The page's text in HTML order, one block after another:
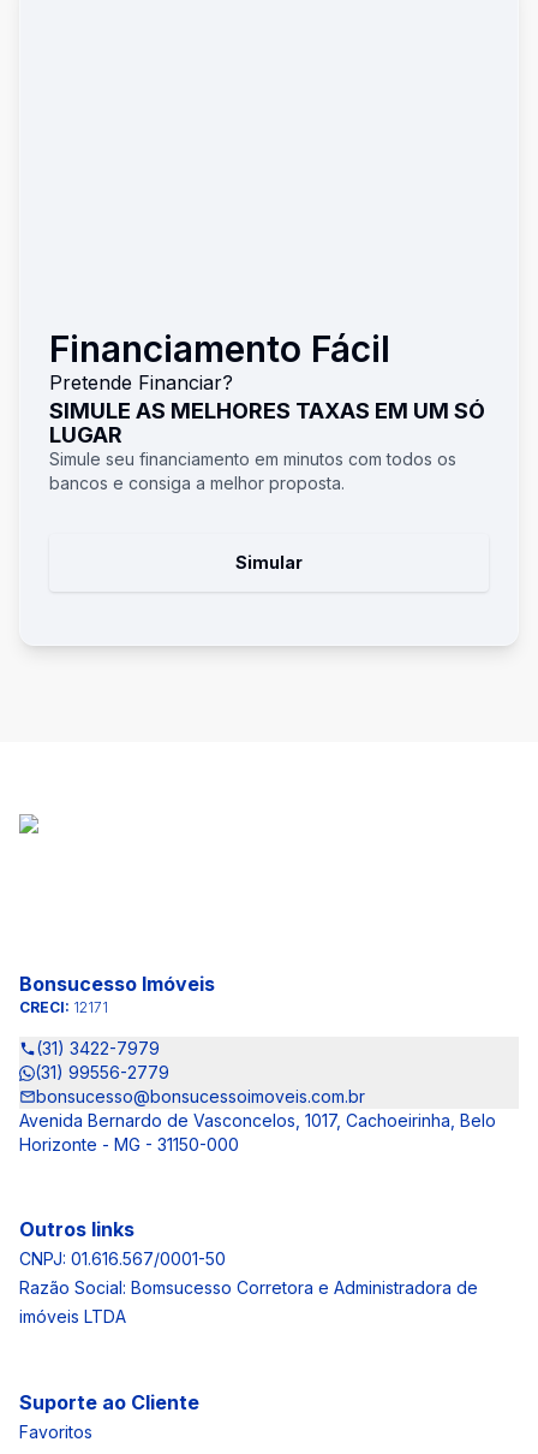
Financiamento Fácil
Pretende Financiar?
SIMULE AS MELHORES TAXAS EM UM SÓ
LUGAR
Simule seu financiamento em minutos com todos os
bancos e consiga a melhor proposta.
Simular
Bonsucesso Imóveis
CRECI: 12171
(31) 3422-7979
(31) 99556-2779
bonsucesso@bonsucessoimoveis.com.br
Avenida Bernardo de Vasconcelos, 1017, Cachoeirinha, Belo
Horizonte - MG - 31150-000
Outros links
CNPJ: 01.616.567/0001-50
Razão Social: Bomsucesso Corretora e Administradora de
imóveis LTDA
Suporte ao Cliente
Favoritos